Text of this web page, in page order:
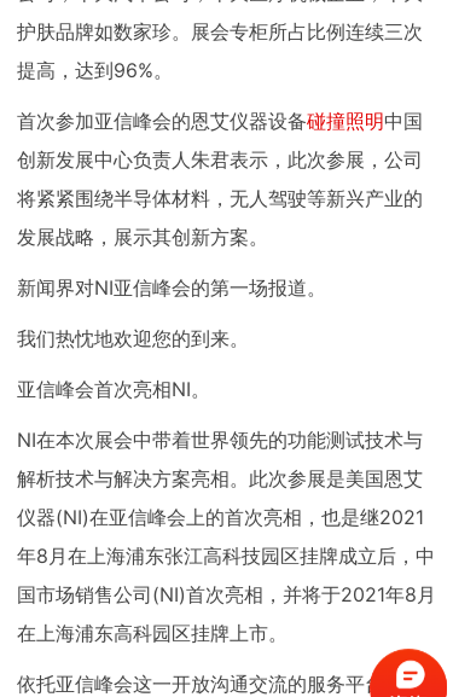
护肤品牌如数家珍。展会专柜所占比例连续三次
提高，达到96%。
首次参加亚信峰会的恩艾仪器设备碰撞照明中国
创新发展中心负责人朱君表示，此次参展，公司
将紧紧围绕半导体材料，无人驾驶等新兴产业的
发展战略，展示其创新方案。
新闻界对NI亚信峰会的第一场报道。
我们热忱地欢迎您的到来。
亚信峰会首次亮相NI。
NI在本次展会中带着世界领先的功能测试技术与
解析技术与解决方案亮相。此次参展是美国恩艾
仪器(NI)在亚信峰会上的首次亮相，也是继2021
年8月在上海浦东张江高科技园区挂牌成立后，中
国市场销售公司(NI)首次亮相，并将于2021年8月
在上海浦东高科园区挂牌上市。
依托亚信峰会这一开放沟通交流的服务平台，美